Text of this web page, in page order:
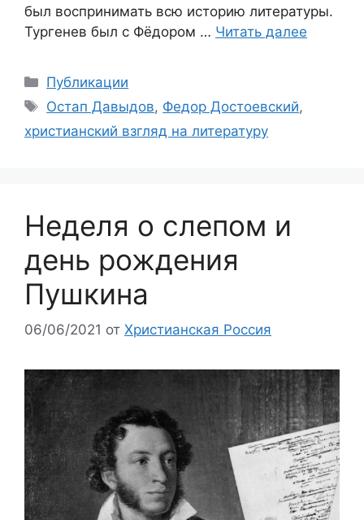
был воспринимать всю историю литературы.
Тургенев был с Фёдором … Читать далее
Рубрики
Публикации
Метки
Остап Давыдов, Федор Достоевский,
христианский взгляд на литературу
Неделя о слепом и
день рождения
Пушкина
06/06/2021 от Христианская Россия